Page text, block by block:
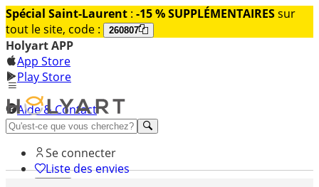
Spécial Saint-Laurent : -15 % SUPPLÉMENTAIRESsur
tout le site, code :
260807
Holyart APP
App Store
Play Store
Aide & Contact
Découvrez Premium
Se connecter
Liste des envies